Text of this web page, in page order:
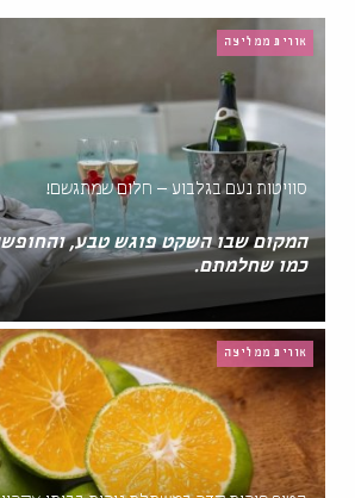
אורית ממליצה
סוויטות נעם בגלבוע – חלום שמתגשם!
המקום שבו השקט פוגש טבע,
כמו שחלמתם.
אורית ממליצה